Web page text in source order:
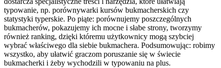
typowanie, np. porównywarki kursów bukmacherskich czy
statystyki typerskie. Po piąte: porównujemy poszczególnych
bukmacherów, pokazujemy ich mocne i słabe strony, tworzymy
również ranking, dzięki któremu użytkownicy mogą szybciej
wybrać właściwego dla siebie bukmachera. Podsumowując: robimy
wszystko, aby ułatwić graczom poruszanie się w świecie
bukmacherki i żeby wychodzili w typowaniu na plus.